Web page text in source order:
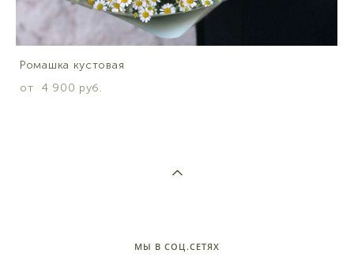
Ромашка кустовая
от 4 900 pуб.
МЫ В СОЦ.СЕТЯХ